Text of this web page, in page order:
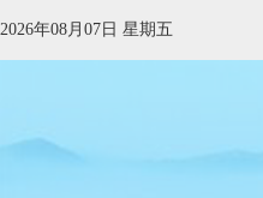
2026年08月07日 星期五